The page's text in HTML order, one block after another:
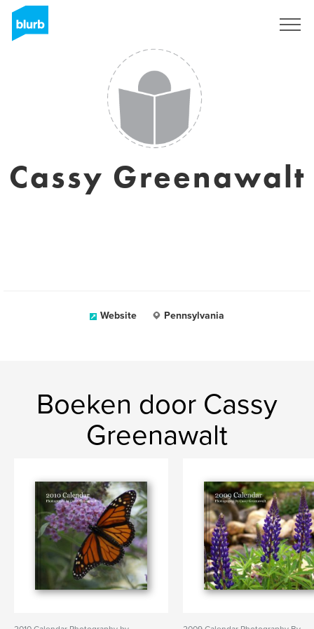
Cassy Greenawalt
Website Pennsylvania
Boeken door Cassy
Greenawalt